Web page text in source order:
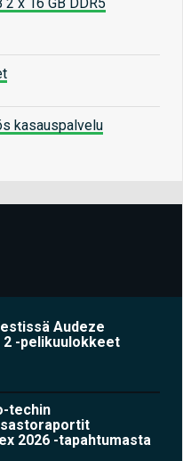
kasauspalvelu
Audeze
2 -pelikuulokkeet
techin
2026 -tapahtumasta